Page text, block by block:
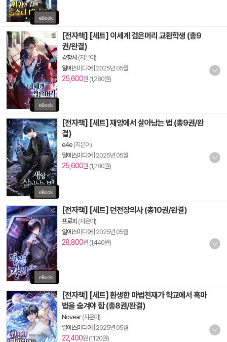
[전자책] [세트] 이세계 검은머리 교환학생 (총9
권/완결)
강창사(지은이)
알에스미디어 2025년 05월
25,600원 (1,280원)
[전자책] [세트] 재앙에서 살아남는 법 (총9권/완
결)
e4e (지은이)
알에스미디어 2025년 05월
25,600원 (1,280원)
[전자책] [세트] 던전장의사 (총10권/완결)
프로피 (지은이)
알에스미디어 2025년 05월
28,800원 (1,440원)
[전자책] [세트] 환생한 마법천재가 학교에서 흑마
법을 숨겨야 함 (총8권/완결)
Novear(지은이)
알에스미디어 2025년 05월
22,400원 (1,120원)